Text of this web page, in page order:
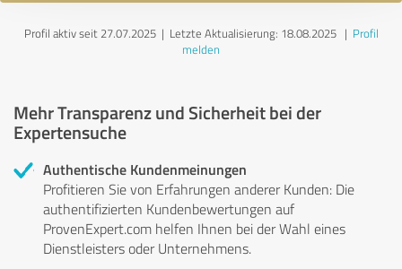
Profil aktiv seit 27.07.2025 | Letzte Aktualisierung: 18.08.2025| Profil
melden
Mehr Transparenz und Sicherheit bei der
Expertensuche
Authentische Kundenmeinungen
Profitieren Sie von Erfahrungen anderer Kunden: Die
authentifizierten Kundenbewertungen auf
ProvenExpert.com helfen Ihnen bei der Wahl eines
Dienstleisters oder Unternehmens.